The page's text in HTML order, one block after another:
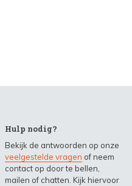
Hulp nodig?
Bekijk de antwoorden op onze
veelgestelde vragen of neem
contact op door te bellen,
mailen of chatten. Kijk hiervoor